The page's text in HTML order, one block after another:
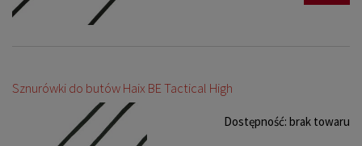
Sznurówki do butów Haix BE Tactical High
Dostępność: brak towaru